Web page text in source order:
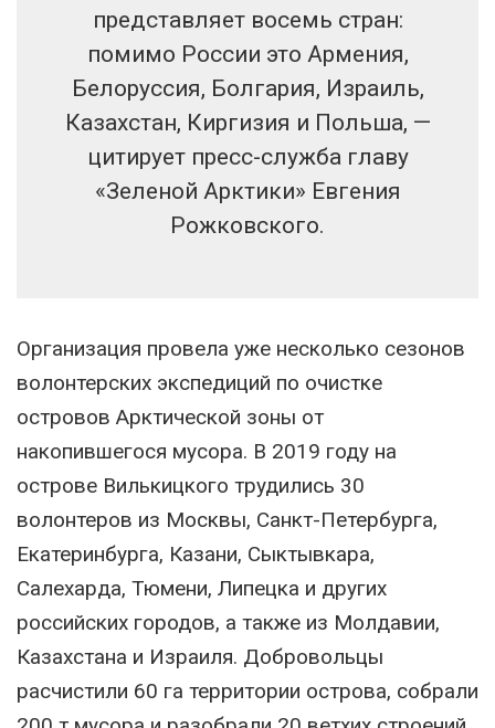
представляет восемь стран:
помимо России это Армения,
Белоруссия, Болгария, Израиль,
Казахстан, Киргизия и Польша, —
цитирует пресс-служба главу
«Зеленой Арктики» Евгения
Рожковского.
Организация провела уже несколько сезонов
волонтерских экспедиций по очистке
островов Арктической зоны от
накопившегося мусора. В 2019 году на
острове Вилькицкого трудились 30
волонтеров из Москвы, Санкт-Петербурга,
Екатеринбурга, Казани, Сыктывкара,
Салехарда, Тюмени, Липецка и других
российских городов, а также из Молдавии,
Казахстана и Израиля. Добровольцы
расчистили 60 га территории острова, собрали